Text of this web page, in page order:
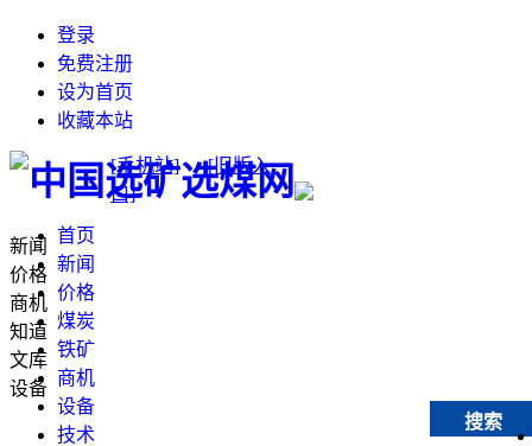
登录
免费注册
设为首页
收藏本站
[手机站]
[旧版入
口]
首页
新闻
价格
煤炭
铁矿
商机
设备
技术
新闻
价格
商机
知道
文库
设备
搜索